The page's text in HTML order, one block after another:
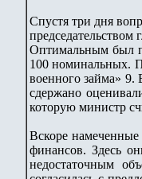
Спустя три дня
Оптимальным был
100 номинальных.
военного займа» 9.
сдержано
которую министр
Вскоре
финансов. Здесь
недостаточным